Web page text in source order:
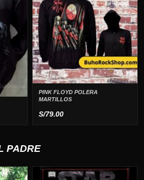
PINK FLOYD POLERA
MARTILLOS
S/79.00
PADRE